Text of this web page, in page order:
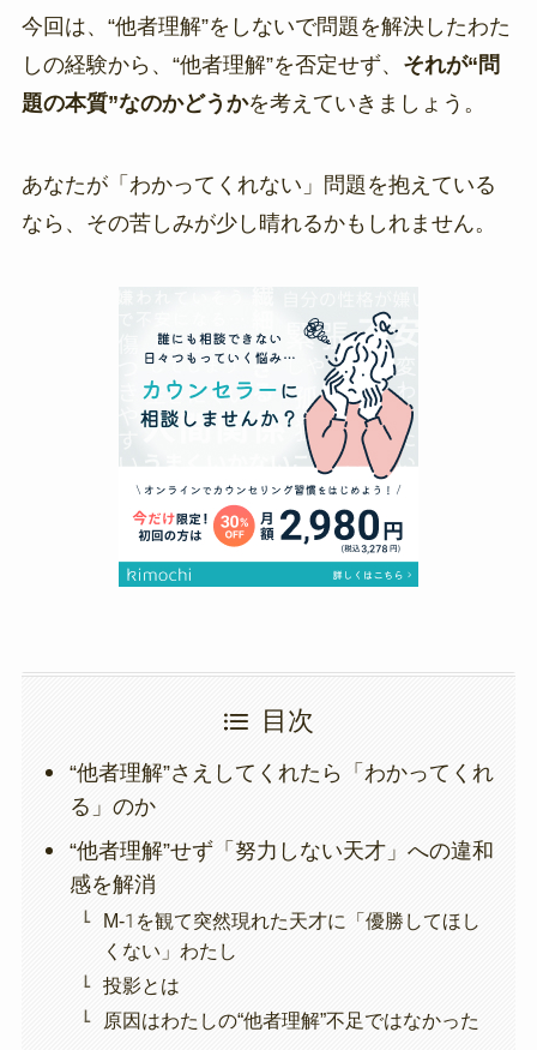
今回は、“他者理解”をしないで問題を解決したわた
しの経験から、“他者理解”を否定せず、 それが“問
題の本質”なのかどうかを考えていきましょう。
あなたが「わかってくれない」問題を抱えている
なら、その苦しみが少し晴れるかもしれません。
目次
“他者理解”さえしてくれたら「わかってくれ
る」のか
“他者理解”せず「努力しない天才」への違和
感を解消
M-1を観て突然現れた天才に「優勝してほし
くない」わたし
投影とは
原因はわたしの“他者理解”不足ではなかった